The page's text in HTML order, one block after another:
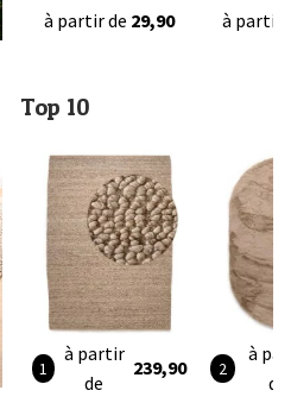
à partir de 29,90 à partir
Top 10
à partir
de
239,90
à
de